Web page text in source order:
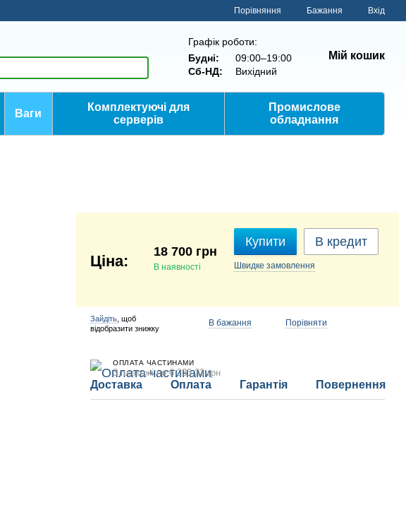
Порівняння Бажання Вхід
Графік роботи:
Будні:
09:00–19:00
Сб-НД:
Вихідний
Мій кошик
Ваги
Комплектуючі для
серверів
Промислове
обладнання
18 700 грн
В наявності
Купити В кредит
Швидке замовлення
Зайдіть , щоб
відобразити знижку
В бажання Порівняти
ОПЛАТА ЧАСТИНАМИ
3 платежі по 6 233.33 грн
Доставка Оплата Гарантія Повернення